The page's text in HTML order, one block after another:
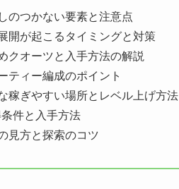
のつかない要素と注意点
開が起こるタイミングと対策
クオーツと入手方法の解説
ティー編成のポイント
稼ぎやすい場所とレベル上げ方法
条件と入手方法
見方と探索のコツ